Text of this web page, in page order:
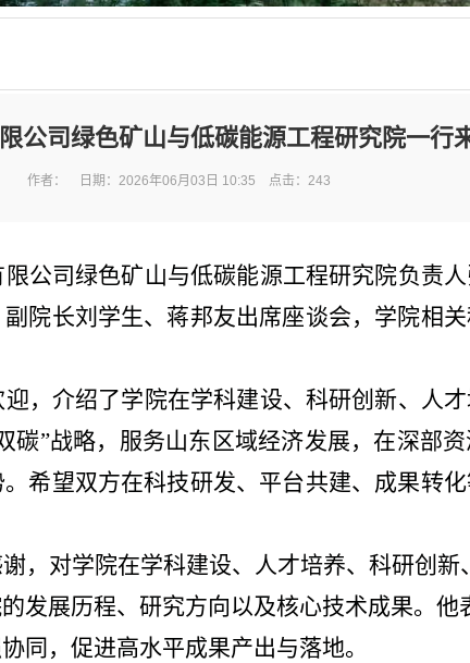
公司绿色矿山与低碳能源工程研究院一行
作者： 日期：2026年06月03日 10:35 点击： 243
公司绿色矿山与低碳能源工程研究院负责
院长刘学生、蒋邦友出席座谈会，学院相
， 介绍了学院在学科建设、科研创新、人才
”战略，服务山东区域经济发展，在深部资
希望双方在科技研发、平台共建、成果转
，对学院在学科建设、人才培养、科研创
发展历程、研究方向以及核心技术成果。他
同，促进高水平成果产出与落地。